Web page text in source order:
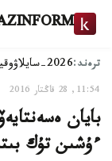
ترەند:2026-سايلاۋ
11:54, 28 قاڭتار 2016
بايان
ءۇشىن تۇك